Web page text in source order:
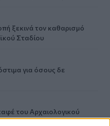
ξεκινά τον καθαρισμό
Σταδίου
για όσους δε
του Αρχαιολογικού